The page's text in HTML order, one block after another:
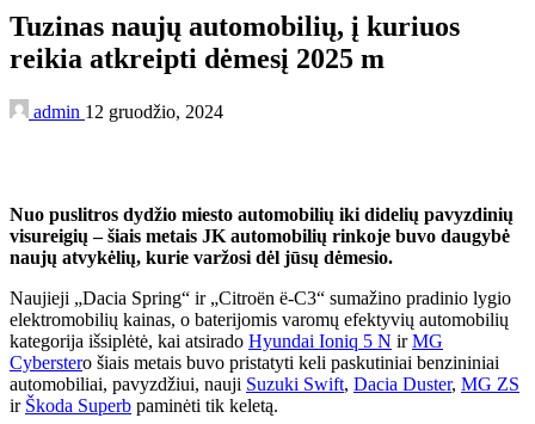
Tuzinas naujų automobilių, į kuriuos
reikia atkreipti dėmesį 2025 m
admin 12 gruodžio, 2024
Nuo puslitros dydžio miesto automobilių iki didelių pavyzdinių
visureigių – šiais metais JK automobilių rinkoje buvo daugybė
naujų atvykėlių, kurie varžosi dėl jūsų dėmesio.
Naujieji „Dacia Spring“ ir „Citroën ë-C3“ sumažino pradinio lygio
elektromobilių kainas, o baterijomis varomų efektyvių automobilių
kategorija išsiplėtė, kai atsirado Hyundai Ioniq 5 N irMG
Cyberstero šiais metais buvo pristatyti keli paskutiniai benzininiai
automobiliai, pavyzdžiui, nauji Suzuki Swift, Dacia Duster, MG ZS
ir Škoda Superb paminėti tik keletą.